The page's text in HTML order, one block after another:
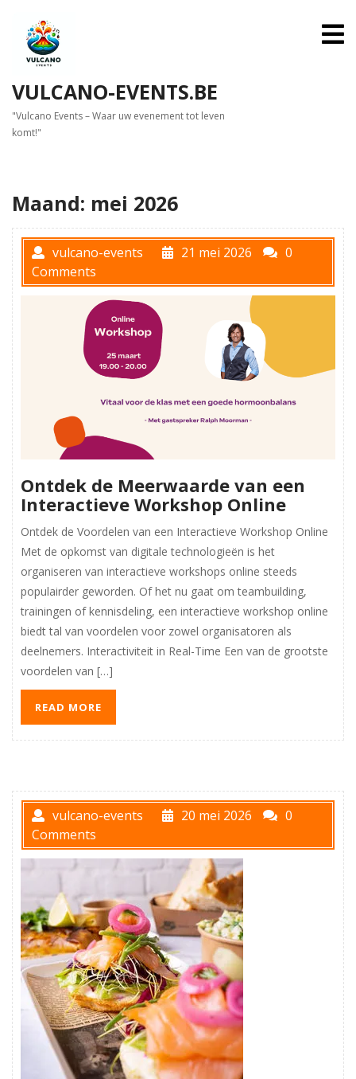
content
VULCANO-EVENTS.BE
"Vulcano Events – Waar uw evenement tot leven
komt!"
Maand: mei 2026
vulcano-events 21 mei 2026
0
Comments
Ontdek de Meerwaarde van een
Interactieve Workshop Online
Ontdek de Voordelen van een Interactieve Workshop Online
Met de opkomst van digitale technologieën is het
organiseren van interactieve workshops online steeds
populairder geworden. Of het nu gaat om teambuilding,
trainingen of kennisdeling, een interactieve workshop online
biedt tal van voordelen voor zowel organisatoren als
deelnemers. Interactiviteit in Real-Time Een van de grootste
voordelen van […]
READ MORE
vulcano-events 20 mei 2026
0
Comments